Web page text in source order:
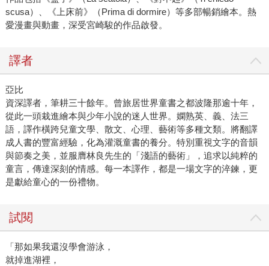
scusa）、《上床前》（Prima di dormire）等多部暢銷繪本。熱
愛漫畫與動畫，深受宮崎駿的作品啟發。
譯者
亞比
資深譯者，筆耕三十餘年。曾旅居世界童書之都波隆那逾十年，
從此一頭栽進繪本與少年小說的迷人世界。嫻熟英、義、法三
語，譯作橫跨兒童文學、散文、心理、藝術等多種文類。將翻譯
成人書的豐富經驗，化為灌溉童書的養分。特別重視文字的音韻
與節奏之美，並服膺林良先生的「淺語的藝術」，追求以純粹的
童言，傳達深刻的情感。每一本譯作，都是一場文字的淬鍊，更
是獻給童心的一份禮物。
試閱
「那如果我還沒學會游泳，
就掉進湖裡，